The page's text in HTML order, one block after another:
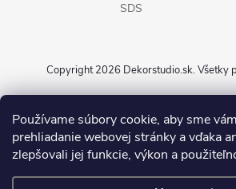
Používame súbory cookie, aby sme
prehliadanie webovej stránky a vďaka
zlepšovali jej funkcie, výkon a
SDS
Copyright 2026 Dekorstudio.sk. Všetky